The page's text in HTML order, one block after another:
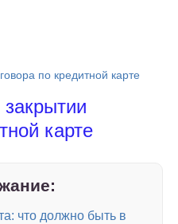
по кредитной карте
карте
что должно быть в